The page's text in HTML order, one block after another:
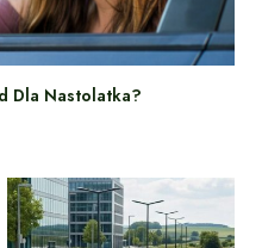
Dla Nastolatka?